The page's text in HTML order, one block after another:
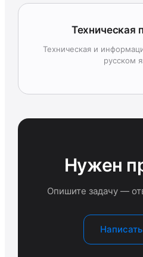
Техническая
Техническая и
русском
Нужен
Опишите задачу —